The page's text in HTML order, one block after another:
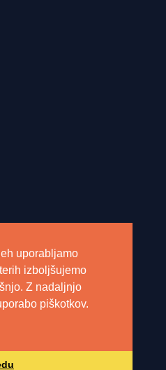
uporabljamo
izboljšujemo
Z nadaljnjo
piškotkov.